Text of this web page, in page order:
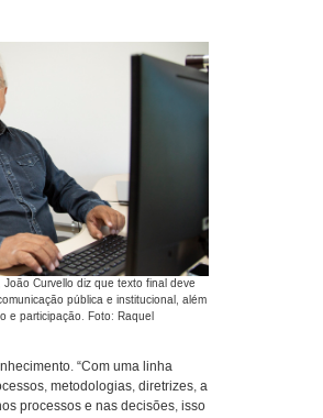
Curvello diz que texto final deve
pública e institucional, além
e participação. Foto: Raquel
“Com uma linha
metodologias, diretrizes, a
processos e nas decisões, isso